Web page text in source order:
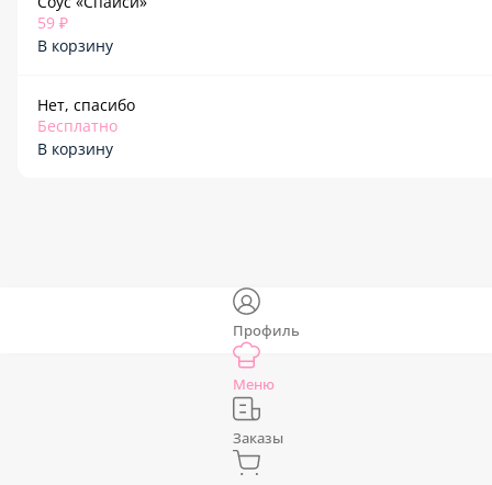
59 ₽
В корзину
Нет, спасибо
Бесплатно
В корзину
Профиль
Меню
Заказы